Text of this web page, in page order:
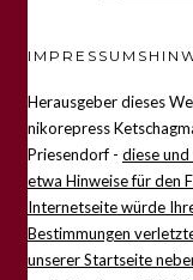
Herausgeber dieses
nikorepress
Priesendorf - diese
etwa Hinweise für den
Internetseite würde
Bestimmungen
unserer Startseite